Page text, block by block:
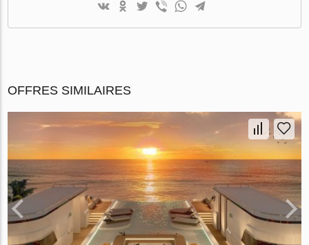
OFFRES SIMILAIRES